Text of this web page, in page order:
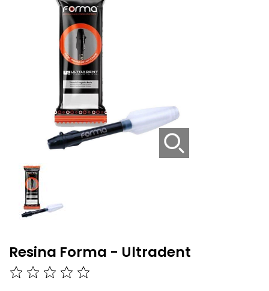
Resina Forma - Ultradent